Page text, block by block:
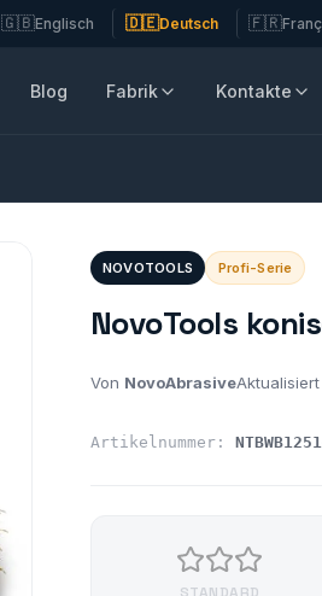
🇬🇧Englisch 🇩🇪Deutsch 🇫🇷
Blog Fabrik Kontakte
NOVOTOOLS Profi-Serie
NovoTools
Von NovoAbrasive
Artikelnummer:
STANDARD